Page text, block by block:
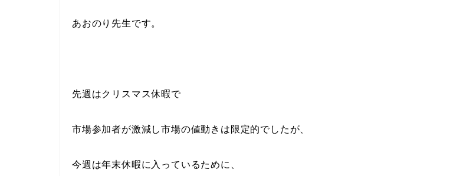
あおのり先生です。
先週はクリスマス休暇で
市場参加者が激減し市場の値動きは限定的でしたが、
今週は年末休暇に入っているために、